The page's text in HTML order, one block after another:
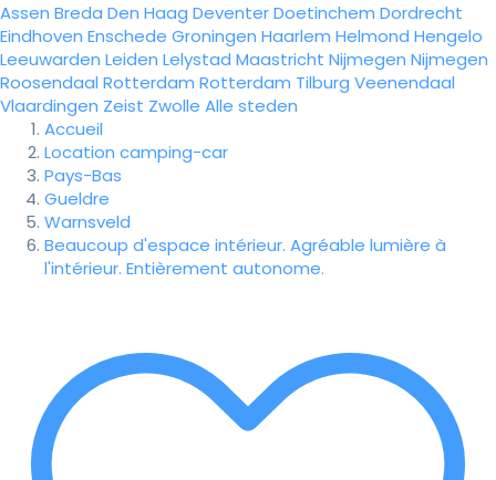
Assen Breda Den Haag DeventerDoetinchem Dordrecht
Eindhoven Enschede Groningen Haarlem Helmond Hengelo
Leeuwarden Leiden Lelystad Maastricht Nijmegen Nijmegen
Roosendaal Rotterdam Rotterdam Tilburg Veenendaal
Vlaardingen Zeist Zwolle Alle steden
Accueil
Location camping-car
Pays-Bas
Gueldre
Warnsveld
Beaucoup d'espace intérieur. Agréable lumière à
l'intérieur. Entièrement autonome.